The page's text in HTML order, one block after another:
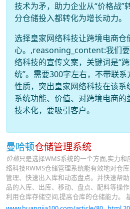
技术为矛，助力企业从“价格战”
分仓储投入都转化为增长动力。
选择皇家网络科技让跨境电商仓
心。,reasoning_content:我们
络科技的宣传文案，关键词是“
统”。需要300字左右，不带联
性质，突出皇家网络科技在该系
系统功能、价值、对跨境电商
技术化，要吸引客户。
曼哈顿仓储管理系统
价格只是选择WMS系统的一个方面,实力
络科技RWMS仓储管理系统能有效地对仓
管理、快速出入库和动态盘点。并快速帮
品的入库、出库、移动、盘点、配料等操
利用仓库存储空间,提高仓库的仓储能力。